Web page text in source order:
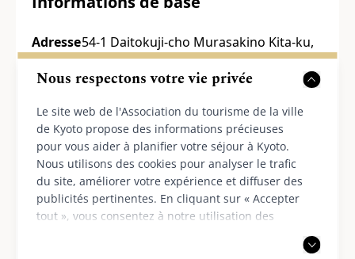
Nous respectons votre vie privée
Le site web de l'Association du tourisme de la ville
de Kyoto propose des informations précieuses
pour vous aider à planifier votre séjour à Kyoto.
Nous utilisons des cookies pour analyser le trafic
du site, améliorer votre expérience et diffuser des
publicités pertinentes. En cliquant sur « Accepter
tout », vous consentez à notre utilisation des
Adresse
:
54-1 Daitokuji-cho Murasakino Kita-ku,
Kyoto
Voir sur Google Maps